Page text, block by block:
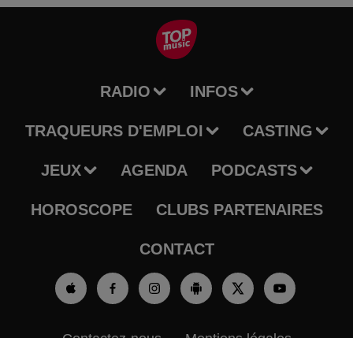
RADIO INFOS
TRAQUEURS D'EMPLOI CASTING
JEUX AGENDA PODCASTS
HOROSCOPE CLUBS PARTENAIRES
CONTACT